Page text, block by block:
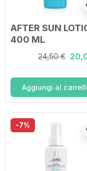
AFTER SUN
400 ML
24,50 €
Aggiungi al
-7%